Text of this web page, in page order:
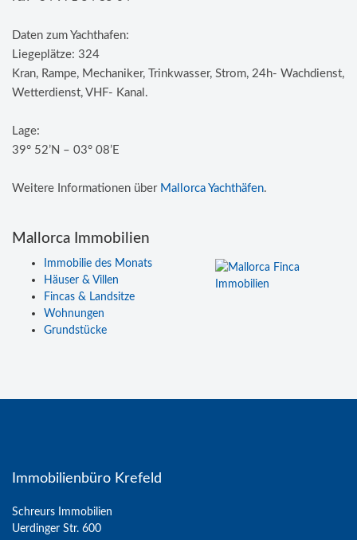
Daten zum Yachthafen:
Liegeplätze: 324
Kran, Rampe, Mechaniker, Trinkwasser, Strom, 24h- Wachdienst,
Wetterdienst, VHF- Kanal.
Lage:
39° 52’N – 03° 08’E
Weitere Informationen über Mallorca Yachthäfen.
Mallorca Immobilien
Immobilie des Monats
Häuser & Villen
Fincas & Landsitze
Wohnungen
Grundstücke
Immobilienbüro Krefeld
Schreurs Immobilien
Uerdinger Str. 600